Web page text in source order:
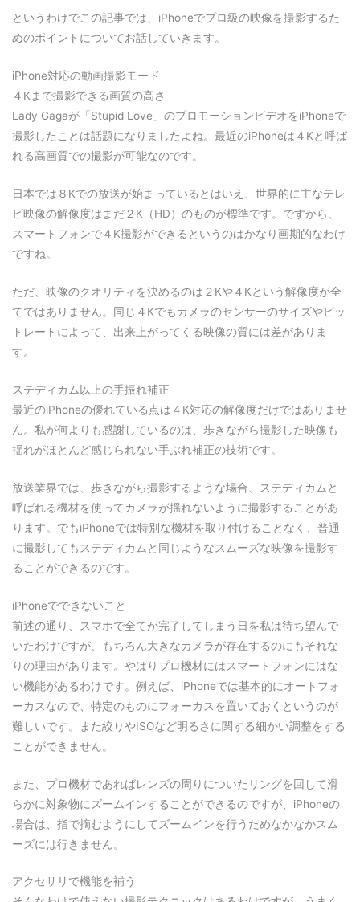
というわけでこの記事では、iPhoneでプロ級の映像を撮影するた
めのポイントについてお話していきます。
iPhone対応の動画撮影モード
４Kまで撮影できる画質の高さ
Lady Gagaが「Stupid Love」のプロモーションビデオをiPhoneで
撮影したことは話題になりましたよね。最近のiPhoneは４Kと呼ば
れる高画質での撮影が可能なのです。
日本では８Kでの放送が始まっているとはいえ、世界的に主なテレ
ビ映像の解像度はまだ２K（HD）のものが標準です。ですから、
スマートフォンで４K撮影ができるというのはかなり画期的なわけ
ですね。
ただ、映像のクオリティを決めるのは２Kや４Kという解像度が全
てではありません。同じ４Kでもカメラのセンサーのサイズやビッ
トレートによって、出来上がってくる映像の質には差がありま
す。
ステディカム以上の手振れ補正
最近のiPhoneの優れている点は４K対応の解像度だけではありませ
ん。私が何よりも感謝しているのは、歩きながら撮影した映像も
揺れがほとんど感じられない手ぶれ補正の技術です。
放送業界では、歩きながら撮影するような場合、ステディカムと
呼ばれる機材を使ってカメラが揺れないように撮影することがあ
ります。でもiPhoneでは特別な機材を取り付けることなく、普通
に撮影してもステディカムと同じようなスムーズな映像を撮影す
ることができるのです。
iPhoneでできないこと
前述の通り、スマホで全てが完了してしまう日を私は待ち望んで
いたわけですが、もちろん大きなカメラが存在するのにもそれな
りの理由があります。やはりプロ機材にはスマートフォンにはな
い機能があるわけです。例えば、iPhoneでは基本的にオートフォ
ーカスなので、特定のものにフォーカスを置いておくというのが
難しいです。また絞りやISOなど明るさに関する細かい調整をする
ことができません。
また、プロ機材であればレンズの周りについたリングを回して滑
らかに対象物にズームインすることができるのですが、iPhoneの
場合は、指で摘むようにしてズームインを行うためなかなかスム
ーズには行きません。
アクセサリで機能を補う